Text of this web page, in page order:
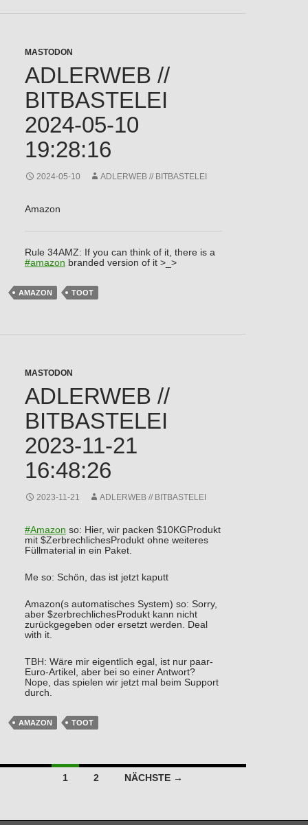
MASTODON
ADLERWEB //
BITBASTELEI
2024-05-10
19:28:16
2024-05-10 ADLERWEB // BITBASTELEI
Amazon
Rule 34AMZ: If you can think of it, there is a
#amazon branded version of it >_>
AMAZON TOOT
MASTODON
ADLERWEB //
BITBASTELEI
2023-11-21
16:48:26
2023-11-21 ADLERWEB // BITBASTELEI
#Amazon so: Hier, wir packen $10KGProdukt
mit $ZerbrechlichesProdukt ohne weiteres
Füllmaterial in ein Paket.
Me so: Schön, das ist jetzt kaputt
Amazon(s automatisches System) so: Sorry,
aber $zerbrechlichesProdukt kann nicht
zurückgegeben oder ersetzt werden. Deal
with it.
TBH: Wäre mir eigentlich egal, ist nur paar-
Euro-Artikel, aber bei so einer Antwort?
Nope, das spielen wir jetzt mal beim Support
durch.
AMAZON TOOT
Beitragsnavigation
1 2 NÄCHSTE →